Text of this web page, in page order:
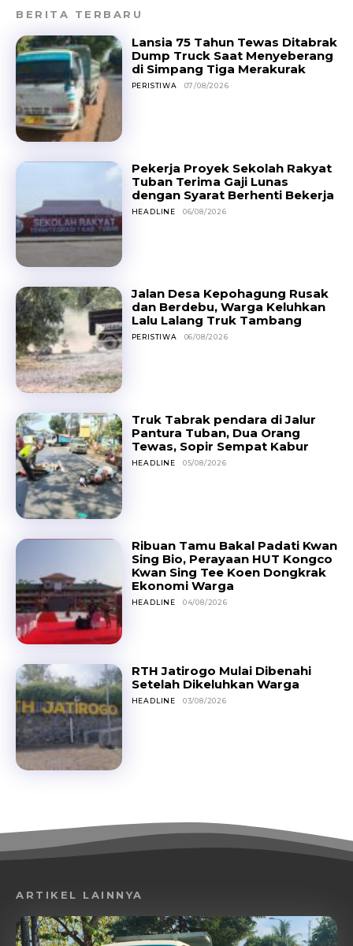
BERITA TERBARU
Lansia 75 Tahun Tewas Ditabrak
Dump Truck Saat Menyeberang
di Simpang Tiga Merakurak
PERISTIWA 07/08/2026
Pekerja Proyek Sekolah Rakyat
Tuban Terima Gaji Lunas
dengan Syarat Berhenti Bekerja
HEADLINE 06/08/2026
Jalan Desa Kepohagung Rusak
dan Berdebu, Warga Keluhkan
Lalu Lalang Truk Tambang
PERISTIWA 06/08/2026
Truk Tabrak pendara di Jalur
Pantura Tuban, Dua Orang
Tewas, Sopir Sempat Kabur
HEADLINE 05/08/2026
Ribuan Tamu Bakal Padati Kwan
Sing Bio, Perayaan HUT Kongco
Kwan Sing Tee Koen Dongkrak
Ekonomi Warga
HEADLINE 04/08/2026
RTH Jatirogo Mulai Dibenahi
Setelah Dikeluhkan Warga
HEADLINE 03/08/2026
ARTIKEL LAINNYA